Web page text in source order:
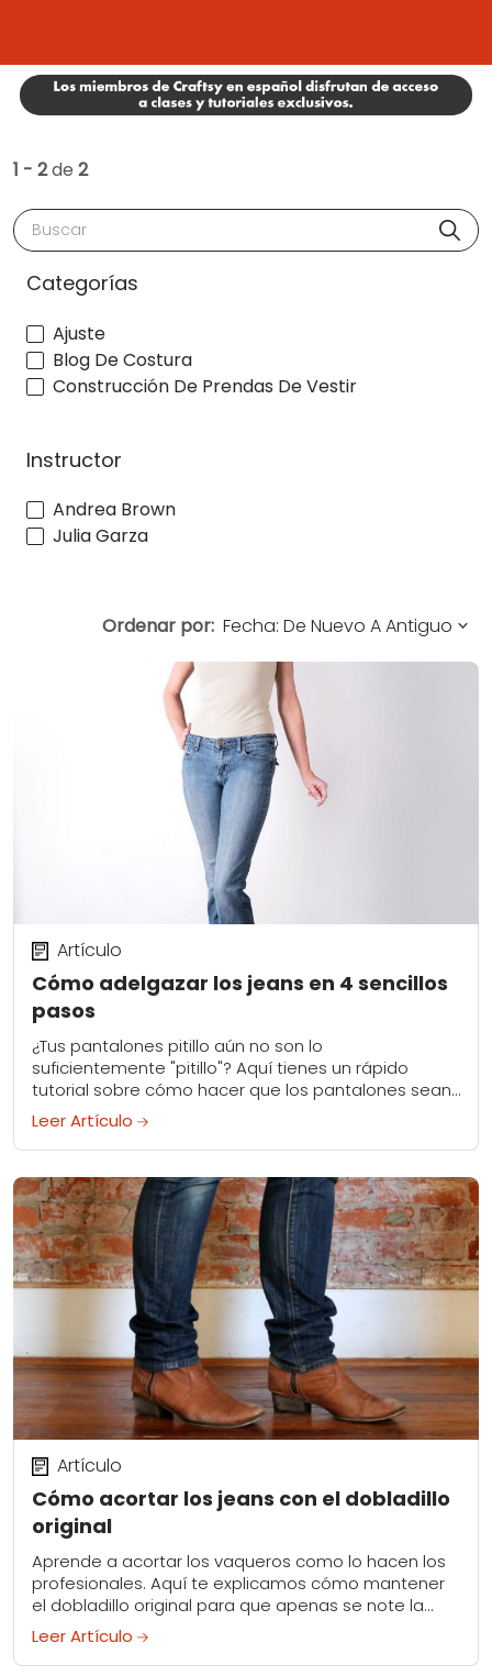
1 - 2de 2
Buscar
Categorías
Ajuste
Blog De Costura
Construcción De Prendas De Vestir
Instructor
Andrea Brown
Julia Garza
Ordenar por:
Cómo adelgazar los jeans en 4 sencillos
pasos
Artículo
¿Tus pantalones pitillo aún no son lo
suficientemente "pitillo"? Aquí tienes un rápido
tutorial sobre cómo hacer que los pantalones sean
más delgados sin necesidad de grandes arreglos.
Leer Artículo
Cómo acortar los jeans con el dobladillo
original
Artículo
Aprende a acortar los vaqueros como lo hacen los
profesionales. Aquí te explicamos cómo mantener
el dobladillo original para que apenas se note la
alteración.
Leer Artículo